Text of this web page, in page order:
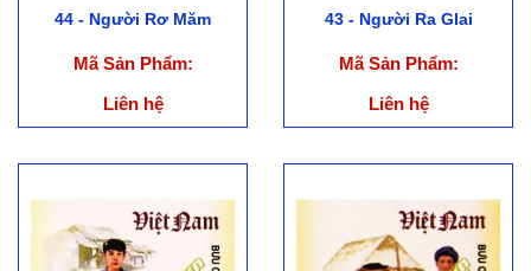
44 - Người Rơ Măm
Mã Sản Phẩm:
Liên hệ
43 - Người Ra Glai
Mã Sản Phẩm:
Liên hệ